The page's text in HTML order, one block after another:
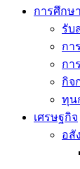
การศึกษา
รับ
กา
กา
กิจ
ทุน
เศรษฐกิจ
อสั